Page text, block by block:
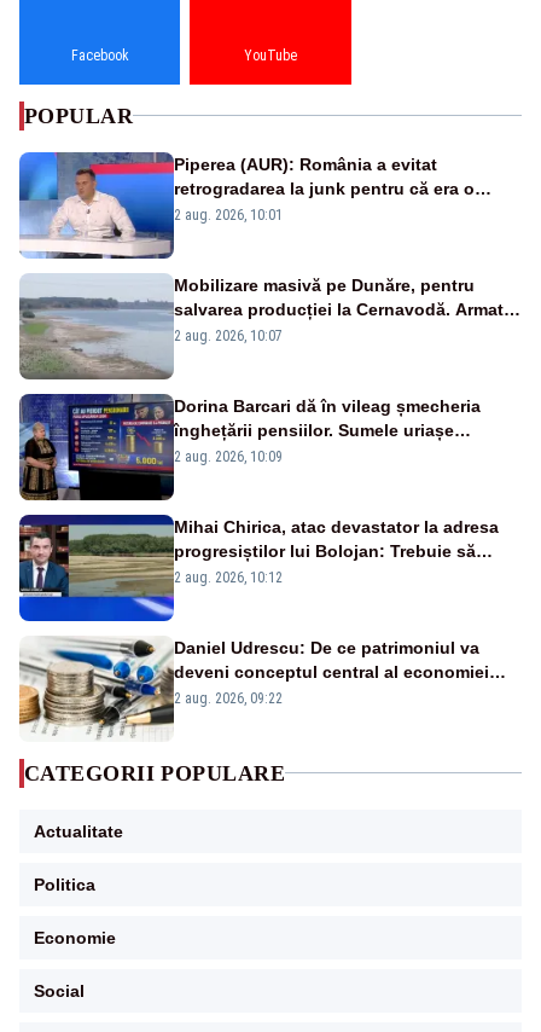
Facebook YouTube
POPULAR
Piperea (AUR): România a evitat
retrogradarea la junk pentru că era o
catastrofă pentru bănci și fondurile de
2 aug. 2026, 10:01
Mobilizare masivă pe Dunăre, pentru
salvarea producției la Cernavodă. Armata
va detona o stâncă și va devia apa
2 aug. 2026, 10:07
Dorina Barcari dă în vileag șmecheria
înghețării pensiilor. Sumele uriașe
pierdute de fiecare român
2 aug. 2026, 10:09
Mihai Chirica, atac devastator la adresa
progresiștilor lui Bolojan: Trebuie să
protejăm și natura, dar nu șținem omaneii
2 aug. 2026, 10:12
Daniel Udrescu: De ce patrimoniul va
deveni conceptul central al economiei
viitoare?
2 aug. 2026, 09:22
CATEGORII POPULARE
Actualitate
Politica
Economie
Social